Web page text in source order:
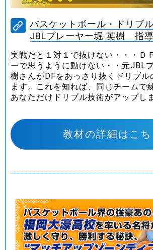
バスケットボール・ドリブ
JBLプレーヤー堀 英樹 指導
実戦だと１対１で抜けない・・・Ｄ
ーで思うように動けない・・元JBL
樹さんがDFをあっさり抜くドリブル
ます。これを知れば、同じチームで
あなただけドリブル技術がアップし
教材の詳細はこち